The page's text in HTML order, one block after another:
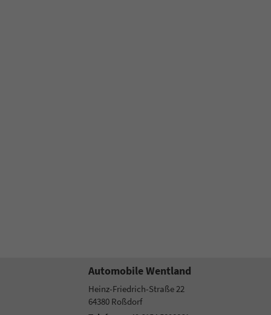
Automobile Wentland
Heinz-Friedrich-Straße 22
64380 Roßdorf